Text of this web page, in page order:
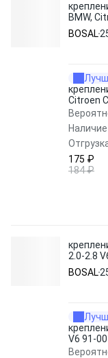
BMW,
251-932
BOSAL
Citroen
Наличие
175 ₽
184 ₽
2.0-2.8
BOSAL
V6 91-00